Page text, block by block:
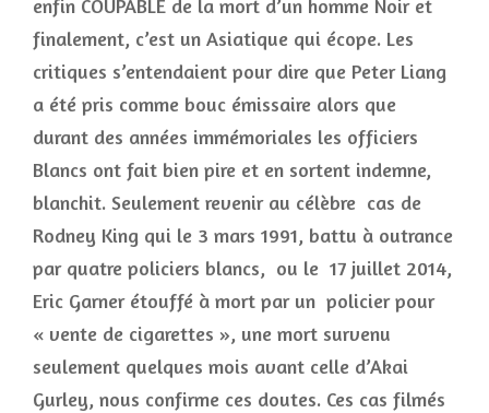
enfin COUPABLE de la mort d’un homme Noir et
finalement, c’est un Asiatique qui écope. Les
critiques s’entendaient pour dire que Peter Liang
a été pris comme bouc émissaire alors que
durant des années immémoriales les officiers
Blancs ont fait bien pire et en sortent indemne,
blanchit. Seulement revenir au célèbre cas de
Rodney King qui le 3 mars 1991, battu à outrance
par quatre policiers blancs, ou le 17 juillet 2014,
Eric Garner étouffé à mort par un policier pour
« vente de cigarettes », une mort survenu
seulement quelques mois avant celle d’Akai
Gurley, nous confirme ces doutes. Ces cas filmés